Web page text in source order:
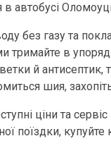
автобусі
без газу та
тримайте в
й антисептик,
шия,
ціни та
поїздки,